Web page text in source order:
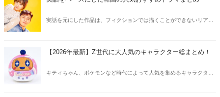
実話を元にした作品は、フィクションでは描くことができないリアル
【2026年最新】Z世代に大人気のキャラクター総まとめ！
キティちゃん、ポケモンなど時代によって人気を集めるキャラクター